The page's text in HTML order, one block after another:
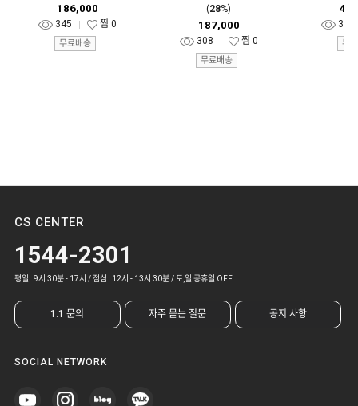
186,000
345 찜 0
무료배송
(28%)
187,000
308 찜 0
무료배송
355
무
CS CENTER
1544-2301
평일 : 9시 30분 - 17시 / 점심 : 12시 - 13시 30분 / 토,일 공휴일 OFF
1:1 문의 자주 묻는 질문 공지 사항
SOCIAL NETWORK